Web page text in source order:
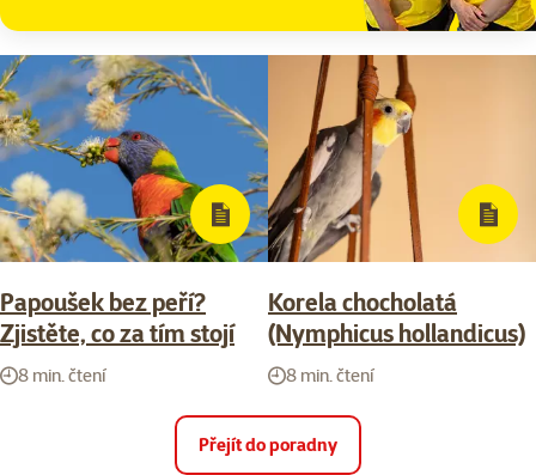
Papoušek bez peří?
Zjistěte, co za tím stojí
8 min. čtení
Korela chocholatá
(Nymphicus hollandicus)
8 min. čtení
Přejít do poradny